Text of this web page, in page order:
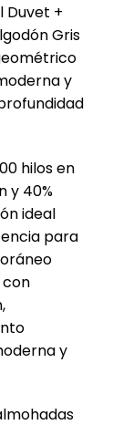
Duvet +
Gris
y
hilos en
y 40%
ideal
para
y